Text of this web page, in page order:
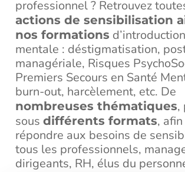
professionnel ? Retrouvez
actions de sensibilisation
nos formations
mentale : déstigmatisation,
managériale, Risques
Premiers Secours en Santé
burn-out, harcèlement, etc. De
nombreuses thématiques,
sous différents formats,
répondre aux besoins de
tous les professionnels,
dirigeants, RH, élus du